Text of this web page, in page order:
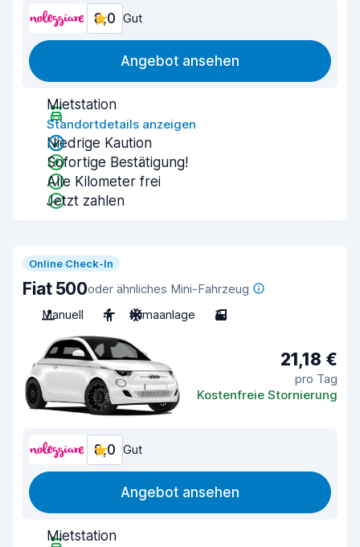
8,0 Gut
Angebot ansehen
Mietstation
Standortdetails anzeigen
Niedrige Kaution
Sofortige Bestätigung!
Alle Kilometer frei
Jetzt zahlen
Online Check-In
Fiat 500oder ähnliches Mini-Fahrzeug
Manuell
4 Klimaanlage 3
21,18 €
pro Tag
Kostenfreie Stornierung
8,0 Gut
Angebot ansehen
Mietstation